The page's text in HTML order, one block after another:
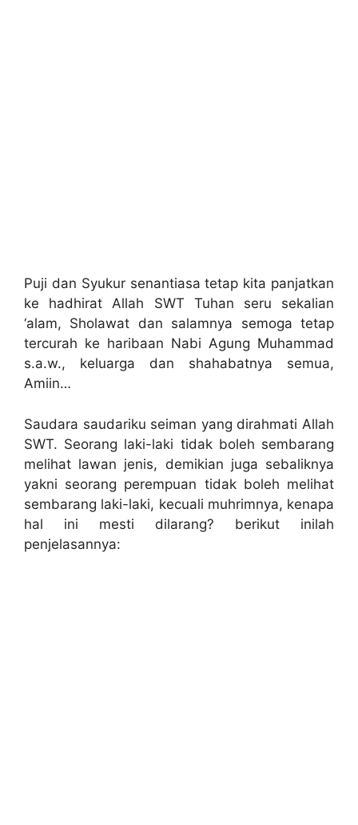
Puji dan Syukur senantiasa tetap kita panjatkan
ke hadhirat Allah SWT Tuhan seru sekalian
‘alam, Sholawat dan salamnya semoga tetap
tercurah ke haribaan Nabi Agung Muhammad
s.a.w., keluarga dan shahabatnya semua,
Amiin…
Saudara saudariku seiman yang dirahmati Allah
SWT. Seorang laki-laki tidak boleh sembarang
melihat lawan jenis, demikian juga sebaliknya
yakni seorang perempuan tidak boleh melihat
sembarang laki-laki, kecuali muhrimnya, kenapa
hal ini mesti dilarang? berikut inilah
penjelasannya: